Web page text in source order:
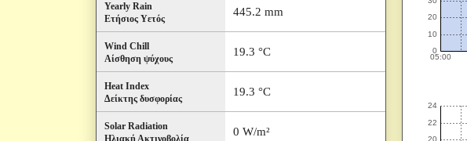
Yearly Rain
Ετήσιος Υετός
445.2 mm
Wind Chill
Αίσθηση ψύχους
19.3 °C
Heat Index
Δείκτης δυσφορίας
19.3 °C
Solar Radiation
Ηλιακή Ακτινοβολία
0 W/m²